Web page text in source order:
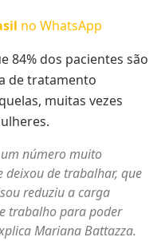
no WhatsApp
84% dos pacientes são
de tratamento
muitas vezes
um número muito
deixou de trabalhar, que
reduziu a carga
trabalho para poder
Mariana Battazza.